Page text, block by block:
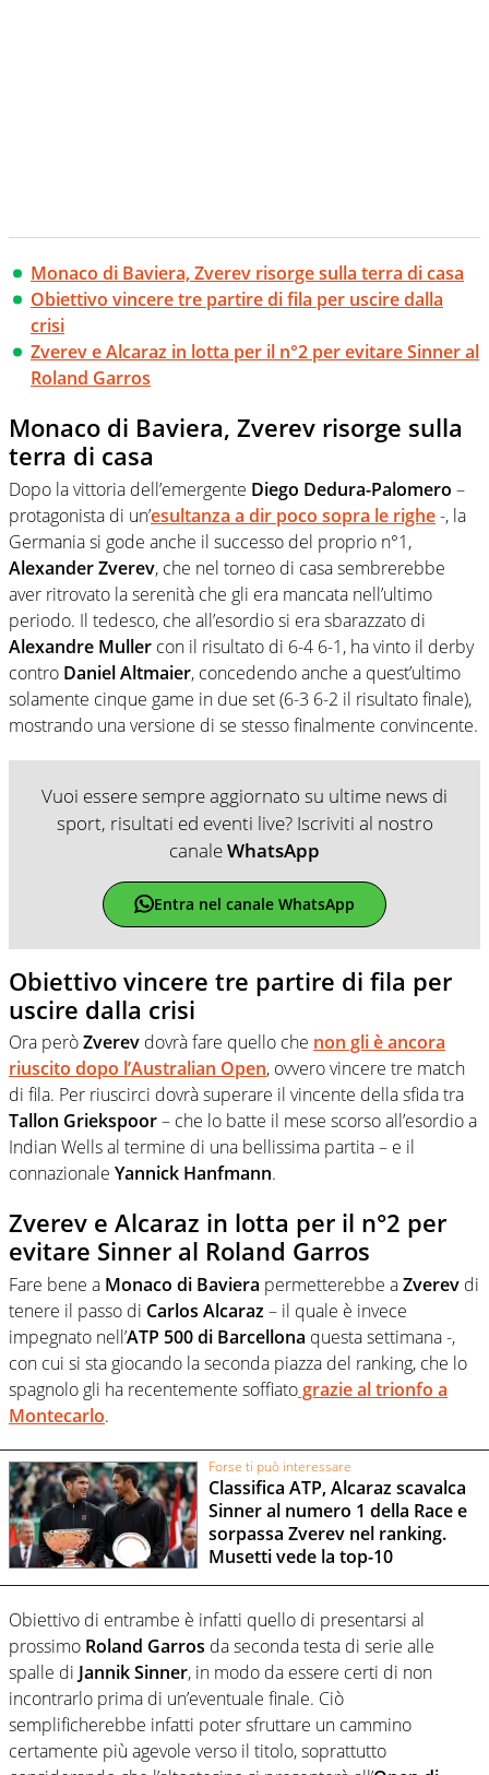
Monaco di Baviera, Zverev risorge sulla terra di casa
Obiettivo vincere tre partire di fila per uscire dalla
crisi
Zverev e Alcaraz in lotta per il n°2 per evitare Sinner al
Roland Garros
Monaco di Baviera, Zverev risorge sulla
terra di casa
Dopo la vittoria dell’emergente Diego Dedura-Palomero –
protagonista di un’esultanza a dir poco sopra le righe-, la
Germania si gode anche il successo del proprio n°1,
Alexander Zverev, che nel torneo di casa sembrerebbe
aver ritrovato la serenità che gli era mancata nell’ultimo
periodo. Il tedesco, che all’esordio si era sbarazzato di
Alexandre Muller con il risultato di 6-4 6-1, ha vinto il derby
contro Daniel Altmaier, concedendo anche a quest’ultimo
solamente cinque game in due set (6-3 6-2 il risultato finale),
mostrando una versione di se stesso finalmente convincente.
Vuoi essere sempre aggiornato su ultime news di
sport, risultati ed eventi live? Iscriviti al nostro
canaleWhatsApp
Entra nel canale WhatsApp
Obiettivo vincere tre partire di fila per
uscire dalla crisi
Ora peròZverev dovrà fare quello che non gli è ancora
riuscito dopo l’Australian Open, ovvero vincere tre match
di fila. Per riuscirci dovrà superare il vincente della sfida tra
Tallon Griekspoor– che lo batte il mese scorso all’esordio a
Indian Wells al termine di una bellissima partita – e il
connazionale Yannick Hanfmann.
Zverev e Alcaraz in lotta per il n°2 per
evitare Sinner al Roland Garros
Fare bene a Monaco di Baviera permetterebbe aZverev di
tenere il passo di Carlos Alcaraz– il quale è invece
impegnato nell’ATP 500 di Barcellona questa settimana -,
con cui si sta giocando la seconda piazza del ranking, che lo
spagnolo gli ha recentemente soffiatograzie al trionfo a
Montecarlo.
Forse ti può interessare
Classifica ATP, Alcaraz scavalca
Sinner al numero 1 della Race e
sorpassa Zverev nel ranking.
Musetti vede la top-10
Obiettivo di entrambe è infatti quello di presentarsi al
prossimo Roland Garros da seconda testa di serie alle
spalle di Jannik Sinner, in modo da essere certi di non
incontrarlo prima di un’eventuale finale. Ciò
semplificherebbe infatti poter sfruttare un cammino
certamente più agevole verso il titolo, soprattutto